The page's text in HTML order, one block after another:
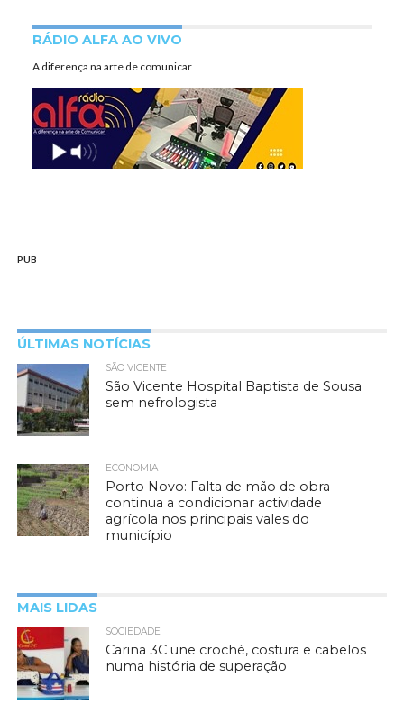
RÁDIO ALFA AO VIVO
A diferença na arte de comunicar
PUB
ÚLTIMAS NOTÍCIAS
SÃO VICENTE
São Vicente Hospital Baptista de Sousa
sem nefrologista
ECONOMIA
Porto Novo: Falta de mão de obra
continua a condicionar actividade
agrícola nos principais vales do
município
MAIS LIDAS
SOCIEDADE
Carina 3C une croché, costura e cabelos
numa história de superação